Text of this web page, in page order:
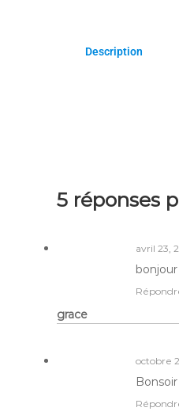
Description
5 réponses
grace
avril 23,
octobre